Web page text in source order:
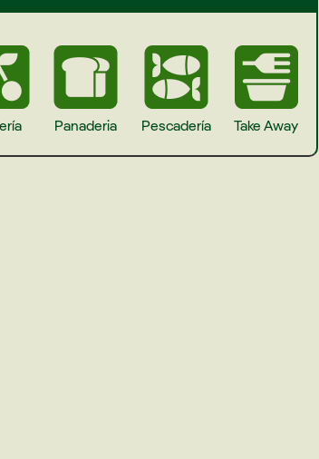
Panaderia Pescadería Take Away